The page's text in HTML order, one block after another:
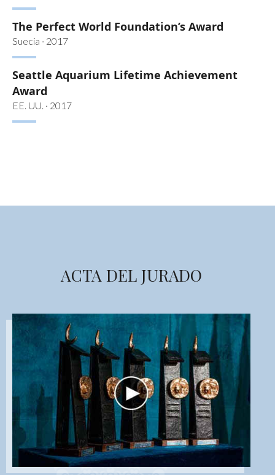
The Perfect World Foundation’s Award
Suecia · 2017
Seattle Aquarium Lifetime Achievement
Award
EE. UU. · 2017
ACTA DEL JURADO